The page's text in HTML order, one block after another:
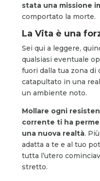
stata una missione
comportato la morte.
La Vita è una
Sei qui a leggere,
qualsiasi eventuale
fuori dalla tua zona di
catapultato in una
un ambiente noto.
Mollare ogni
corrente ti ha
una nuova realtà.
adatta a te e al tuo
tutta l’utero
stretto.